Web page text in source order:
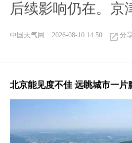
后续影响仍在。京
中国天气网 2026-08-10 14:50 分
北京能见度不佳 远眺城市一片